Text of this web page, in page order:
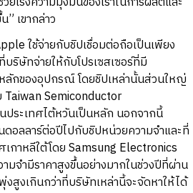
” เขากล่าว
ใช้จ่ายกับชิปเชื่อมต่อถือเป็นเพียง
ริษัทจ่ายให้กับโปรเซสเซอร์ที่มี
ลักของอุปกรณ์ โดยชิปเหล่านั้นส่วนใหญ่
Taiwan Semiconductor
ประเทศไต้หวันเป็นหลัก นอกจากนี้
อลลาร์ต่อปีไปกับชิปหน่วยความจำและที่
กาหลีใต้โดย Samsung Electronics
มจำมีราคาสูงขึ้นอย่างมากในช่วงปีที่ผ่าน
งสูงเกินกว่าที่บริษัทเหล่านี้จะจัดหาให้ได้